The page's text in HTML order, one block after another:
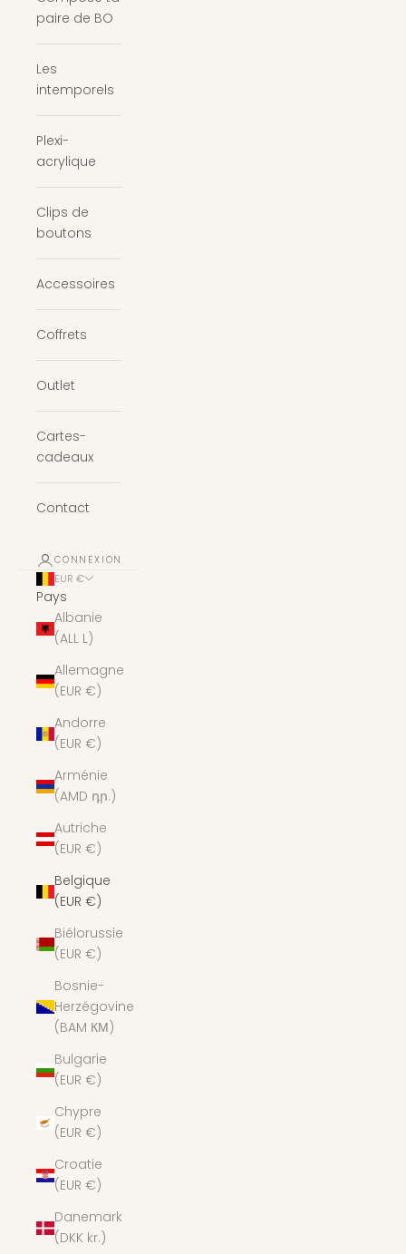
paire de BO
Les
intemporels
Plexi-
acrylique
Clips de
boutons
Accessoires
Coffrets
Outlet
Cartes-
cadeaux
Contact
CONNEXION
EUR €
Pays
Albanie
(ALL L)
Allemagne
(EUR €)
Andorre
(EUR €)
Arménie
(AMD դր.)
Autriche
(EUR €)
Belgique
(EUR €)
Biélorussie
(EUR €)
Bosnie-
Herzégovine
(BAM КМ)
Bulgarie
(EUR €)
Chypre
(EUR €)
Croatie
(EUR €)
Danemark
(DKK kr.)